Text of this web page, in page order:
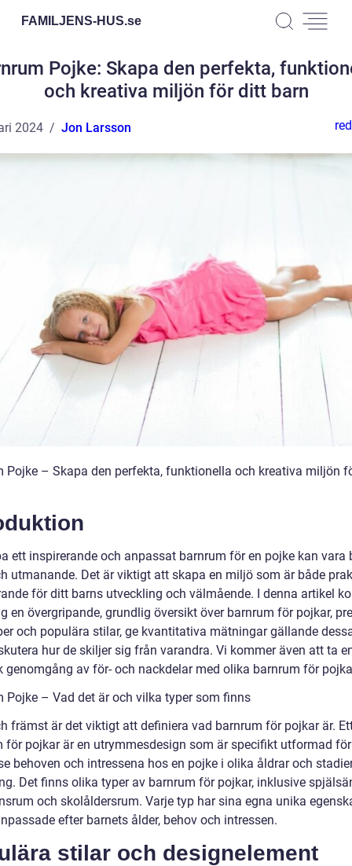
FAMILJENS-HUS.se
Pojke: Skapa den perfekta,
och kreativa miljön för ditt barn
2024 Jon Larsson
Pojke – Skapa den perfekta, funktionella och kreativa miljön
ett inspirerande och anpassat barnrum för en pojke kan vara
utmanande. Det är viktigt att skapa en miljö som är både
för ditt barns utveckling och välmående. I denna artikel
en övergripande, grundlig översikt över barnrum för pojkar,
och populära stilar, ge kvantitativa mätningar gällande
hur de skiljer sig från varandra. Vi kommer även att ta
genomgång av för- och nackdelar med olika barnrum för
Pojke – Vad det är och vilka typer som finns
främst är det viktigt att definiera vad barnrum för pojkar är.
för pojkar är en utrymmesdesign som är specifikt utformad
behoven och intressena hos en pojke i olika åldrar och
Det finns olika typer av barnrum för pojkar, inklusive
och skolåldersrum. Varje typ har sina egna unika
efter barnets ålder, behov och intressen.
stilar och designelement